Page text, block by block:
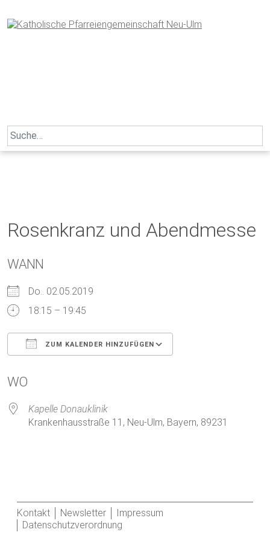
to
content
Search
for:
Rosenkranz und Abendmesse
WANN
Do.. 02.05.2019
18:15 – 19:45
ZUM KALENDER HINZUFÜGEN
WO
Kapelle Donauklinik
Krankenhausstraße 11, Neu-Ulm, Bayern, 89231
Kontakt Newsletter
Impressum
Datenschutzverordnung